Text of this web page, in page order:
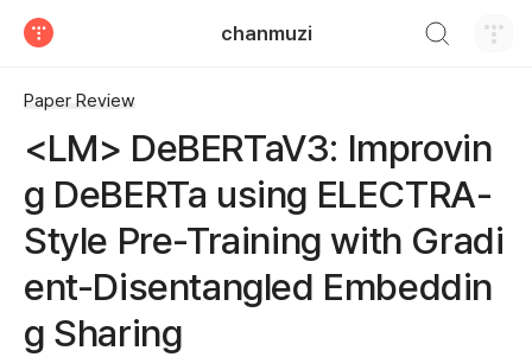
chanmuzi
Paper Review
<LM> DeBERTaV3: Improvin
g DeBERTa using ELECTRA-
Style Pre-Training with Gradi
ent-Disentangled Embeddin
g Sharing